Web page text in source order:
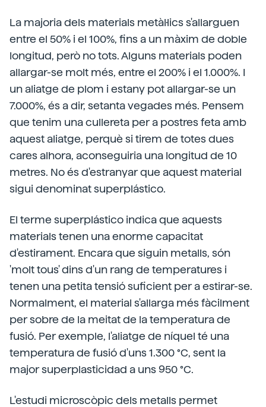
La majoria dels materials metàl·lics s'allarguen
entre el 50% i el 100%, fins a un màxim de doble
longitud, però no tots. Alguns materials poden
allargar-se molt més, entre el 200% i el 1.000%. I
un aliatge de plom i estany pot allargar-se un
7.000%, és a dir, setanta vegades més. Pensem
que tenim una cullereta per a postres feta amb
aquest aliatge, perquè si tirem de totes dues
cares alhora, aconseguiria una longitud de 10
metres. No és d'estranyar que aquest material
sigui denominat superplástico.
El terme superplástico indica que aquests
materials tenen una enorme capacitat
d'estirament. Encara que siguin metalls, són
'molt tous' dins d'un rang de temperatures i
tenen una petita tensió suficient per a estirar-se.
Normalment, el material s'allarga més fàcilment
per sobre de la meitat de la temperatura de
fusió. Per exemple, l'aliatge de níquel té una
temperatura de fusió d'uns 1.300 °C, sent la
major superplasticidad a uns 950 °C.
L'estudi microscòpic dels metalls permet